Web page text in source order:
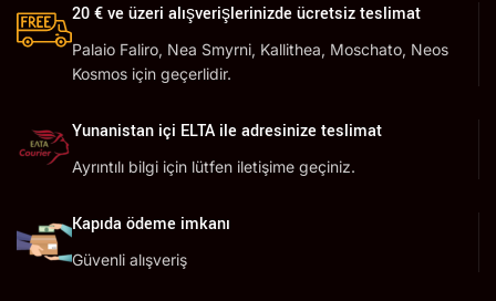
20 € ve üzeri alışverişlerinizde ücretsiz teslimat
Palaio Faliro, Nea Smyrni, Kallithea, Moschato, Neos
Kosmos için geçerlidir.
Yunanistan içi ELTA ile adresinize teslimat
Ayrıntılı bilgi için lütfen iletişime geçiniz.
Kapıda ödeme imkanı
Güvenli alışveriş